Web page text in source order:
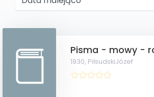
Pisma - mowy -
1930, PiłsudskiJózef